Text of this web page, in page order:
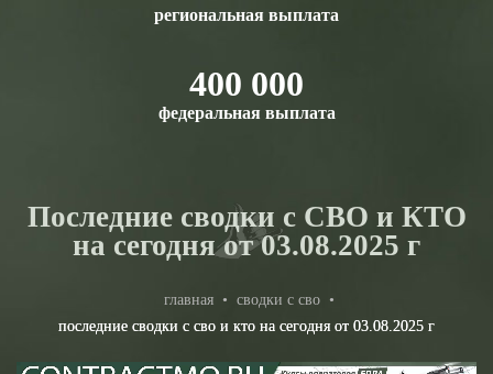
региональная выплата
400 000
федеральная выплата
Последние сводки с СВО и КТО
на сегодня от 03.08.2025 г
главная • сводки с сво
•
последние сводки с сво и кто на сегодня от 03.08.2025 г